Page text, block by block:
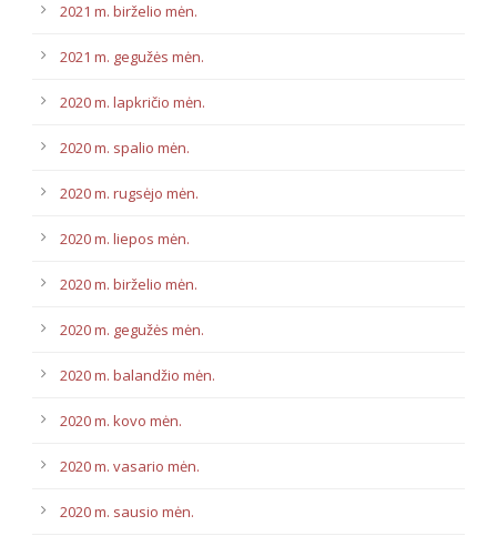
2021 m. birželio mėn.
2021 m. gegužės mėn.
2020 m. lapkričio mėn.
2020 m. spalio mėn.
2020 m. rugsėjo mėn.
2020 m. liepos mėn.
2020 m. birželio mėn.
2020 m. gegužės mėn.
2020 m. balandžio mėn.
2020 m. kovo mėn.
2020 m. vasario mėn.
2020 m. sausio mėn.